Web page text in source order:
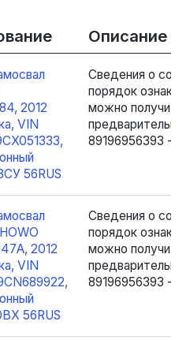
Описание
2012
VIN
56RUS
Сведения о
порядок
можно получить
предварительно
89196956393 -
2012
VIN
56RUS
Сведения о
порядок
можно получить
предварительно
89196956393 -